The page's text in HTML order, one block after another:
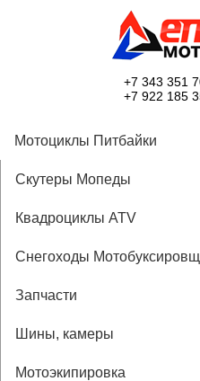
+7 343 351
+7 922 185
Мотоциклы Питбайки
Скутеры Мопеды
Квадроциклы ATV
Снегоходы
Запчасти
Шины, камеры
Мотоэкипировка